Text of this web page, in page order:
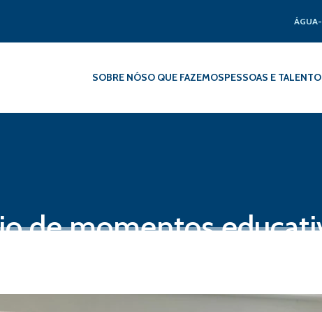
ÁGUA-
SOBRE NÓSO QUE FAZEMOSPESSOAS E TALENTO
de momentos